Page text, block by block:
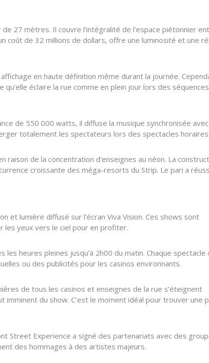
27 mètres. Il couvre l’intégralité de l’espace piétonnier
coût de 32 millions de dollars, offre une luminosité et une
en haute définition même durant la journée.
éclaire la rue comme en plein jour lors des
de 550 000 watts, il diffuse la musique synchronisée
totalement les spectateurs lors des spectacles horaires.
de la concentration d’enseignes au néon. La
croissante des méga-resorts du Strip. Le pari a
et lumière diffusé sur l’écran Viva Vision. Ces shows sont
yeux vers le ciel pour en profiter.
heures pleines jusqu’à 2h00 du matin. Chaque spectacle
ou des publicités pour les casinos environnants.
de tous les casinos et enseignes de la rue s’éteignent
du show. C’est le moment idéal pour trouver une
Street Experience a signé des partenariats avec des
des hommages à des artistes majeurs.